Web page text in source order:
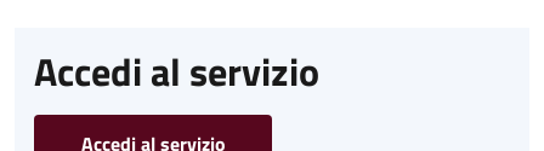
Accedi al servizio
Accedi al servizio